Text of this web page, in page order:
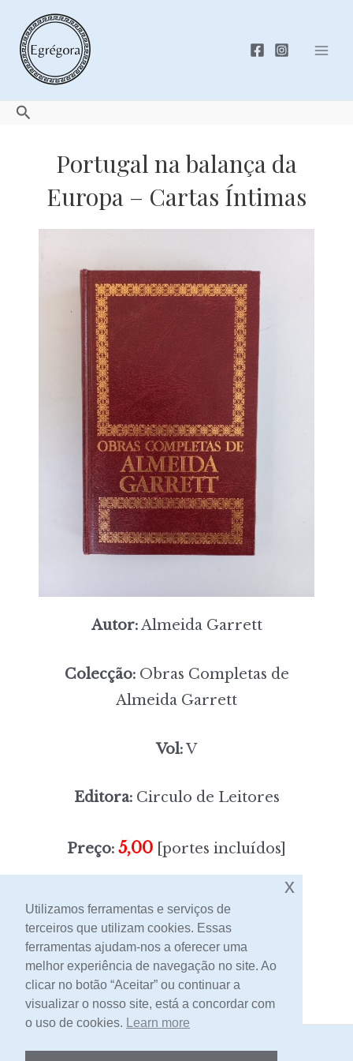
content
Search
Portugal na balança da
Europa – Cartas Íntimas
Autor:Almeida Garrett
Colecção:Obras Completas de
Almeida Garrett
Vol:V
Editora:Circulo de Leitores
Preço: 5,00 [portes incluídos]
Sem stock
Contacto
2026 -Livraria Egrégora
Utilizamos ferramentas e serviços de
terceiros que utilizam cookies. Essas
ferramentas ajudam-nos a oferecer uma
melhor experiência de navegação no site. Ao
clicar no botão “Aceitar” ou continuar a
visualizar o nosso site, está a concordar com
o uso de cookies. Learn more
x